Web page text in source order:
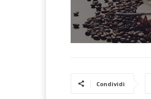
Condividi